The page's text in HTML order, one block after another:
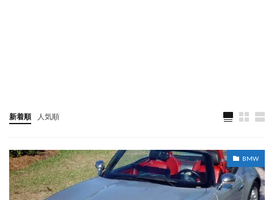
新着順 人気順
BMW